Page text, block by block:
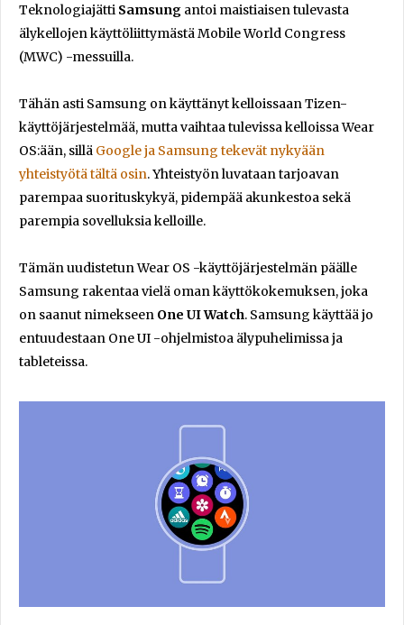
Teknologiajätti Samsung antoi maistiaisen tulevasta
älykellojen käyttöliittymästä Mobile World Congress
(MWC) -messuilla.
Tähän asti Samsung on käyttänyt kelloissaan Tizen-
käyttöjärjestelmää, mutta vaihtaa tulevissa kelloissa Wear
OS:ään, sillä Google ja Samsung tekevät nykyään
yhteistyötä tältä osin. Yhteistyön luvataan tarjoavan
parempaa suorituskykyä, pidempää akunkestoa sekä
parempia sovelluksia kelloille.
Tämän uudistetun Wear OS -käyttöjärjestelmän päälle
Samsung rakentaa vielä oman käyttökokemuksen, joka
on saanut nimekseen One UI Watch. Samsung käyttää jo
entuudestaan One UI -ohjelmistoa älypuhelimissa ja
tableteissa.